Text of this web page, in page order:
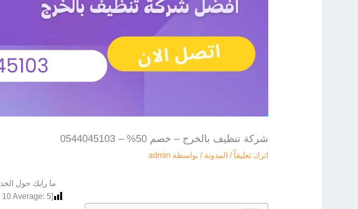
شركة تنظيف بالخرج – خصم 50% – 0544045103
اترك تعليقاً / المدونة / بواسطة admin
ما رايك حول
[Total:
10Average: 5